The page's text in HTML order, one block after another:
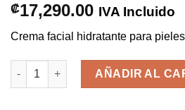
₡17,290.00 IVA Incluido
Crema facial hidratante para
CREMA FACIAL SKC HIDROTONE
AÑADIR AL